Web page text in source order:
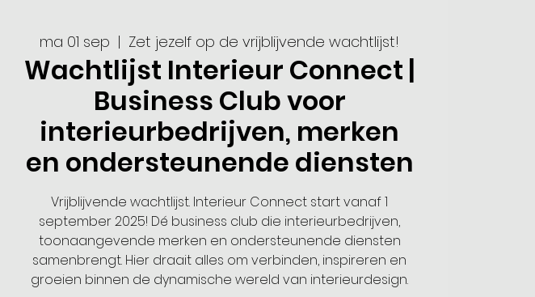
ma 01 sep
  |
Zet jezelf op de vrijblijvende wachtlijst!
Wachtlijst Interieur Connect |
Business Club voor
interieurbedrijven, merken
en ondersteunende diensten
Vrijblijvende wachtlijst. Interieur Connect start vanaf 1
september 2025! Dé business club die interieurbedrijven,
toonaangevende merken en ondersteunende diensten
samenbrengt. Hier draait alles om verbinden, inspireren en
groeien binnen de dynamische wereld van interieurdesign.